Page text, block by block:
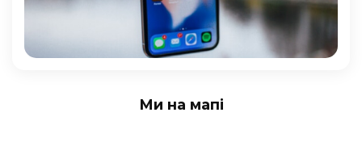
Ми на мапі